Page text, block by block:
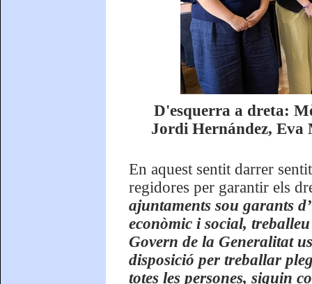
D'esquerra a dreta:
Jordi Hernández, Eva
En aquest sentit darrer
regidores per garantir els
ajuntaments sou garants
econòmic i social,
Govern de la Generalitat
disposició per treballar
totes les persones, siguin